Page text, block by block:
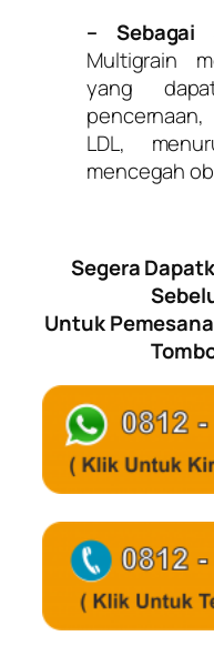
–
Multigrain
yang
LDL,
mencegah
Segera
Untuk